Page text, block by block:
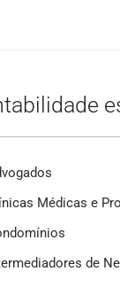
Médicas e
de